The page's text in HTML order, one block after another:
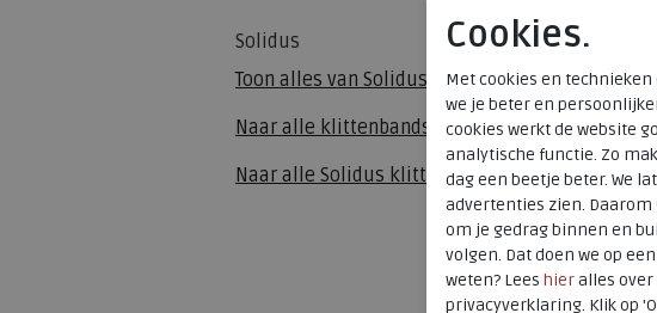
Solidus
Toon alles van Solidus
Naar alle klittenbandschoenen
Naar alle Solidus klittenbandschoenen
Cookies.
Met cookies en
we je beter en
cookies werkt de website
analytische functie. Zo
dag een beetje beter. We
advertenties zien.
om je gedrag binnen en
volgen. Dat doen we op
weten? Lees hieralles over
privacyverklaring. Klik op